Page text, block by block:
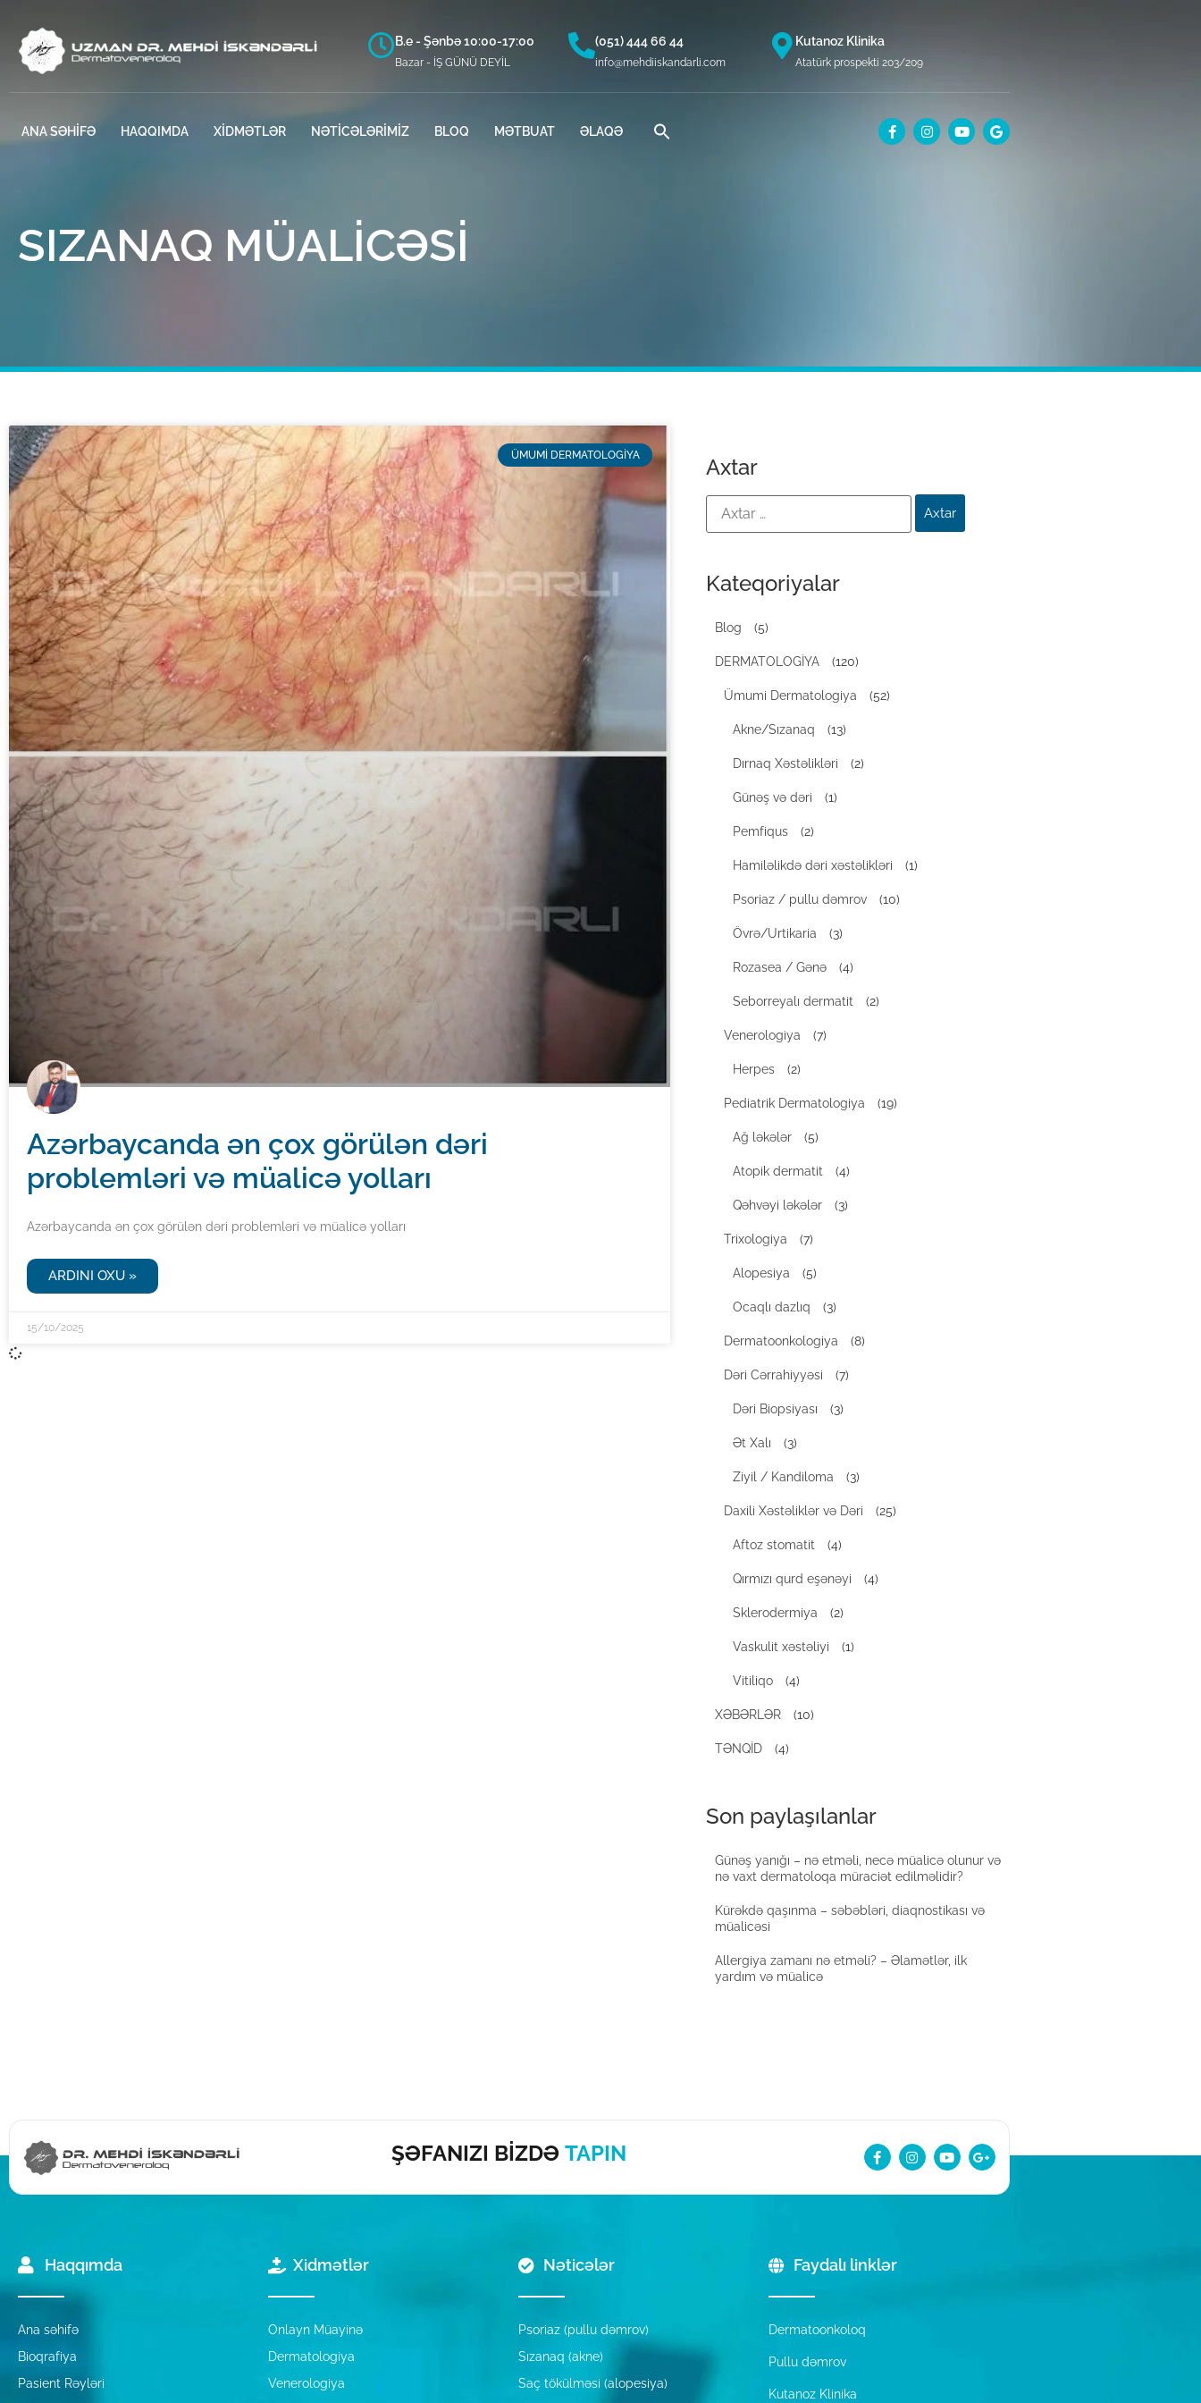
B.e - Şənbə 10:00-17:00
Bazar - İŞ GÜNÜ DEYİL
(051) 444 66 44
info@mehdiiskandarli.com
Kutanoz Klinika
Atatürk prospekti 203/209
ANA SƏHİFƏ HAQQIMDA XİDMƏTLƏR NƏTİCƏLƏRİMİZ BLOQ MƏTBUAT ƏLAQƏ
SIZANAQ MÜALICƏSI
ÜMUMI DERMATOLOGIYA
Azərbaycanda ən çox görülən dəri
problemləri və müalicə yolları
Azərbaycanda ən çox görülən dəri problemləri və müalicə yolları
ARDINI OXU »
15/10/2025
Axtar
Kateqoriyalar
Blog (5)
DERMATOLOGİYA (120)
Ümumi Dermatologiya (52)
Akne/Sızanaq (13)
Dırnaq Xəstəlikləri (2)
Günəş və dəri (1)
Pemfiqus (2)
Hamiləlikdə dəri xəstəlikləri (1)
Psoriaz / pullu dəmrov (10)
Övrə/Urtikaria (3)
Rozasea / Gənə (4)
Seborreyalı dermatit (2)
Venerologiya (7)
Herpes (2)
Pediatrik Dermatologiya (19)
Ağ ləkələr (5)
Atopik dermatit (4)
Qəhvəyi ləkələr (3)
Trixologiya (7)
Alopesiya (5)
Ocaqlı dazlıq (3)
Dermatoonkologiya (8)
Dəri Cərrahiyyəsi (7)
Dəri Biopsiyası (3)
Ət Xalı (3)
Ziyil / Kandiloma (3)
Daxili Xəstəliklər və Dəri (25)
Aftoz stomatit (4)
Qırmızı qurd eşənəyi (4)
Sklerodermiya (2)
Vaskulit xəstəliyi (1)
Vitiliqo (4)
XƏBƏRLƏR (10)
TƏNQİD (4)
Son paylaşılanlar
Günəş yanığı – nə etməli, necə müalicə olunur və
nə vaxt dermatoloqa müraciət edilməlidir?
Kürəkdə qaşınma – səbəbləri, diaqnostikası və
müalicəsi
Allergiya zamanı nə etməli? – Əlamətlər, ilk
yardım və müalicə
ŞƏFANIZI BİZDƏTAPIN
Haqqımda
Ana səhifə
Bioqrafiya
Pasient Rəyləri
Xidmətlər
Onlayn Müayinə
Dermatologiya
Venerologiya
Nəticələr
Psoriaz (pullu dəmrov)
Sızanaq (akne)
Saç tökülməsi (alopesiya)
Faydalı linklər
Dermatoonkoloq
Pullu dəmrov
Kutanoz Klinika